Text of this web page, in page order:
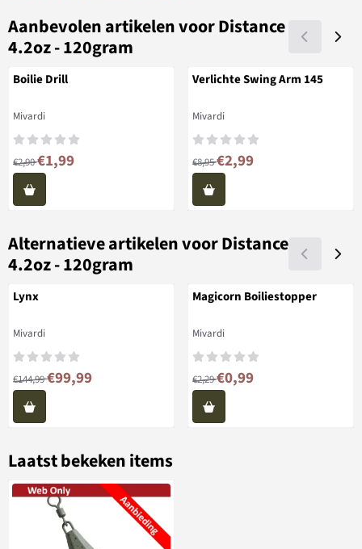
Aanbevolen artikelen voorDistance
4.2oz - 120gram
Boilie Drill
Merk:
Mivardi
Van 2,90 voor 1,99
€2,90€1,99
Verlichte Swing Arm 145
Merk:
Mivardi
Van 8,95 voor 2,99
€8,95€2,99
Alternatieve artikelen voorDistance
4.2oz - 120gram
Lynx
Merk:
Mivardi
Van 144,99 voor 99,99
€144,99€99,99
Magicorn Boiliestopper
Merk:
Mivardi
Van 2,29 voor 0,99
€2,29€0,99
Laatst bekeken items